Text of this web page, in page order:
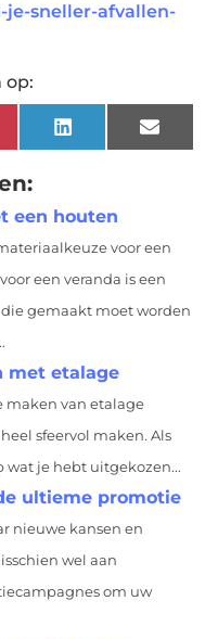
sneller-afvallen-
op:
LinkedIn Email
een houten
voor een
een veranda is een
gemaakt moet worden
met etalage
maken van etalage
sfeervol maken. Als
wat je hebt uitgekozen...
ultieme promotie
nieuwe kansen en
wel aan
om uw